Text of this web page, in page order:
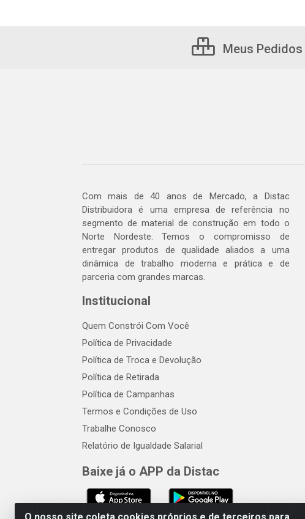
Meus Pedidos
Com mais de 40 anos de Mercado, a Distac
Distribuidora é uma empresa de referência no
segmento de material de construção em todo o
Norte Nordeste. Temos o compromisso de
entregar produtos de qualidade aliados a uma
dinâmica de trabalho moderna e prática e de
parceria com grandes marcas.
Institucional
Quem Constrói Com Você
Política de Privacidade
Política de Troca e Devolução
Política de Retirada
Política de Campanhas
Termos e Condições de Uso
Trabalhe Conosco
Relatório de Igualdade Salarial
Baixe já o APP da Distac